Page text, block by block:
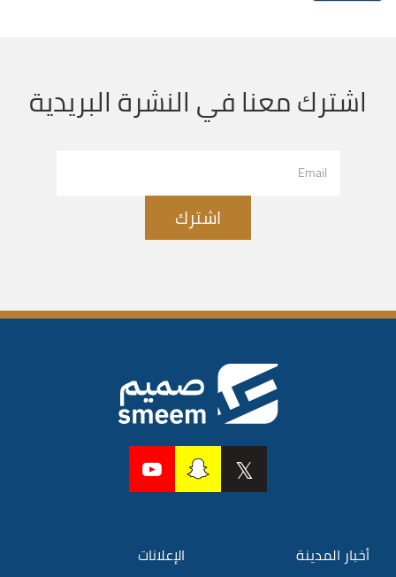
اشترك معنا في النشرة البريدية
اشترك
أخبار المدينة الإعلانات